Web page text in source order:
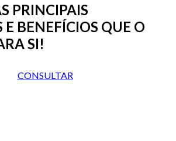
PRINCIPAIS
BENEFÍCIOS QUE O
SI!
CONSULTAR